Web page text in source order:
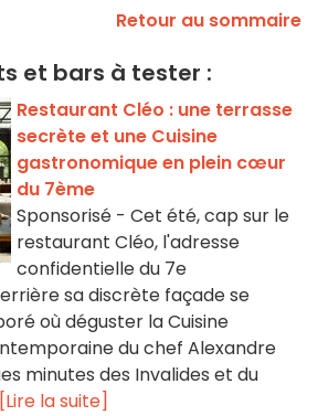
Retour au sommaire
et bars à tester :
Restaurant Cléo : une terrasse
secrète et une Cuisine
gastronomique en plein cœur
du 7ème
Sponsorisé - Cet été, cap sur le
restaurant Cléo, l'adresse
confidentielle du 7e
sa discrète façade se
où déguster la Cuisine
du chef Alexandre
minutes des Invalides et du
[Lire la suite]